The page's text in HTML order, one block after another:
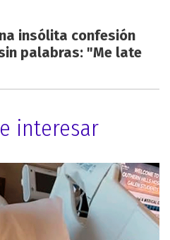
insólita confesión
palabras: "Me late
interesar